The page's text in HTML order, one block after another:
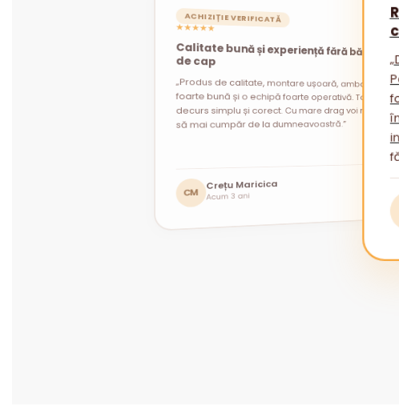
ACHIZIȚIE VERIFICATĂ
★★★★★
Calitate bună și experiență fără bătăi
de cap
„Produs de calitate, montare ușoară, ambalare
foarte bună și o echipă foarte operativă. Totul a
decurs simplu și corect. Cu mare drag voi reveni
să mai cumpăr de la dumneavoastră.”
CM Crețu Maricica
Acum 3 ani